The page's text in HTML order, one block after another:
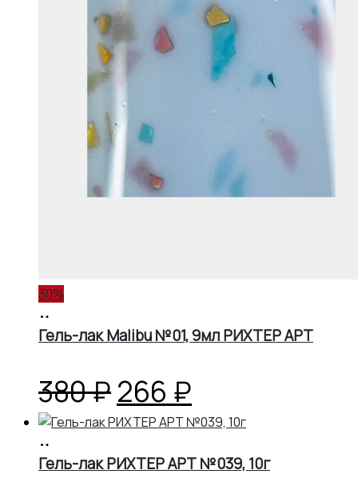
30%
корзину
Гель-лак Malibu №01, 9мл РИХТЕР АРТ
380₽Первоначальная
цена
составляла
266 ₽
цена:
266 ₽.
корзину
Гель-лак РИХТЕР АРТ №039, 10г